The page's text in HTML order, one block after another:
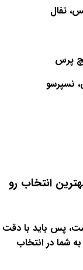
تفال
پرس
نسپرسو
انتخاب رو
پس باید با دقت
شما در انتخاب